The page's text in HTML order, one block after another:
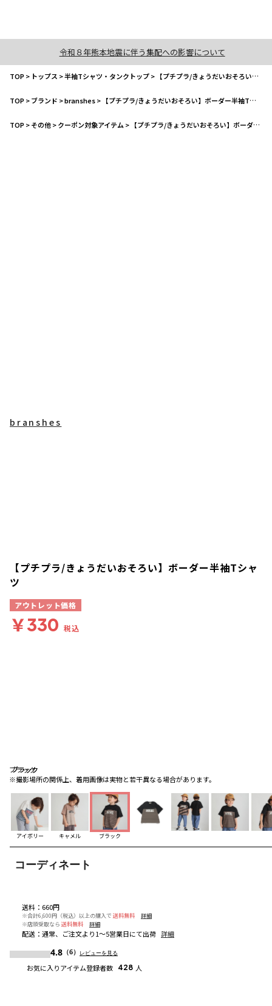
令和８年熊本地震に伴う集配への影響について
TOP> トップス >半袖Tシャツ・タンクトップ> 【プチプラ/きょうだいおそろい】ボーダー半袖Tシャツ
TOP>ブランド >branshes> 【プチプラ/きょうだいおそろい】ボーダー半袖Tシャツ
TOP>その他>クーポン対象アイテム > 【プチプラ/きょうだいおそろい】ボーダー半袖Tシャツ
ブラック
※撮影場所の関係上、着用画像は実物と若干異なる場合があります。
ブラック
ブラック
アイボリー キャメル ブラック
コーディネート
送料 ： 660円
※合計6,600円（税込）以上の購入で 送料無料
詳細
※店頭受取なら 送料無料 詳細
配送 ： 通常、ご注文より1～5営業日にて出荷 詳細
4.8 （6） レビューを見る
お気に入りアイテム登録者数 428 人
branshes
【プチプラ/きょうだいおそろい】ボーダー半袖Tシャ
ツ
アウトレット価格
￥330 税込